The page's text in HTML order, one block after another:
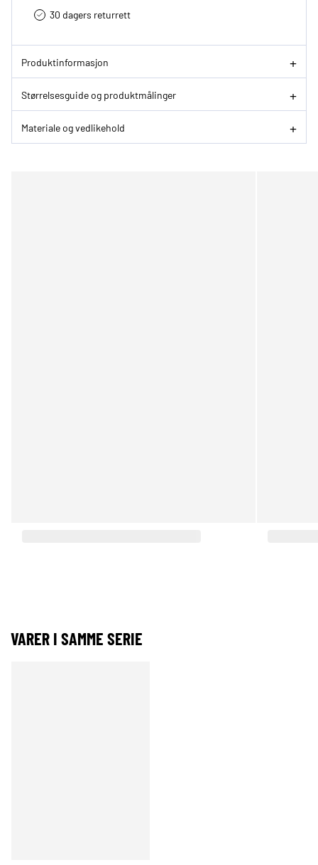
30 dagers returrett
Produktinformasjon
Størrelsesguide og produktmålinger
Materiale og vedlikehold
VARER I SAMME SERIE